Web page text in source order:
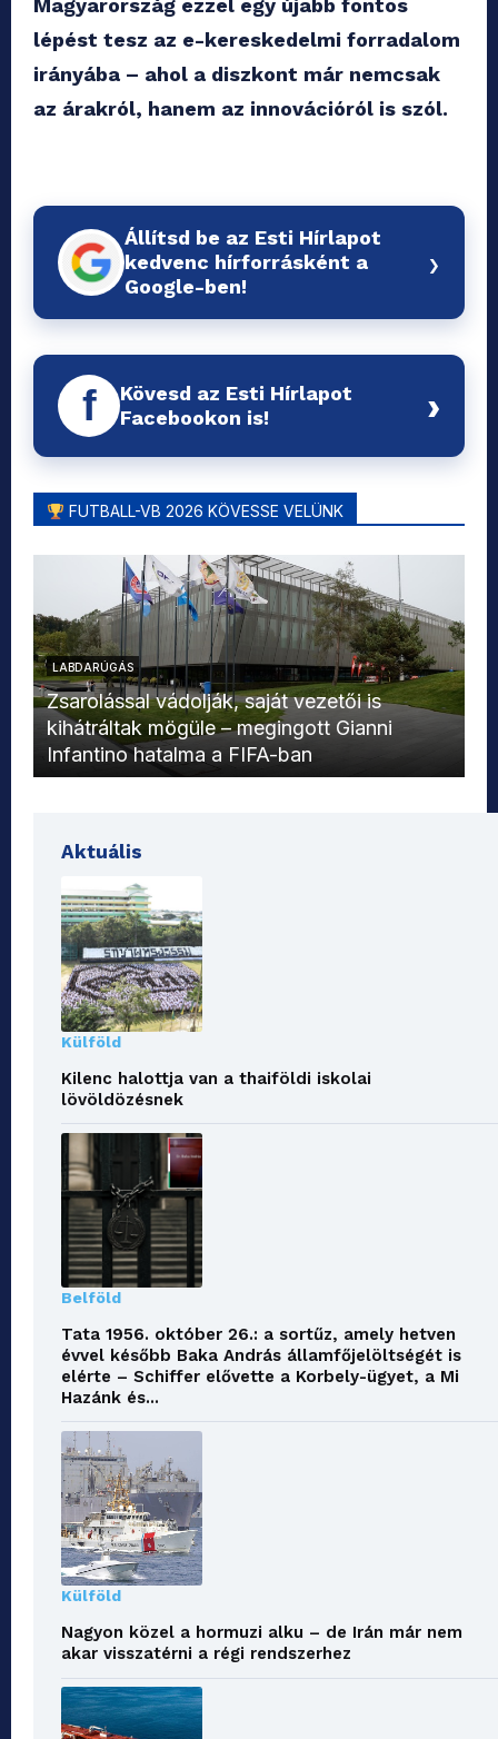
Magyarország ezzel egy újabb fontos
lépést tesz az e-kereskedelmi forradalom
irányába – ahol a diszkont már nemcsak
az árakról, hanem az innovációról is szól.
Állítsd be az Esti Hírlapot
kedvenc hírforrásként a
Google-ben!
›
f
Kövesd az Esti Hírlapot
Facebookon is!
›
FUTBALL-VB 2026 KÖVESSE VELÜNK
LABDARÚGÁS
Zsarolással vádolják, saját vezetői is
kihátráltak mögüle – megingott Gianni
Infantino hatalma a FIFA-ban
Aktuális
Külföld
Kilenc halottja van a thaiföldi iskolai
lövöldözésnek
Belföld
Tata 1956. október 26.: a sortűz, amely hetven
évvel később Baka András államfőjelöltségét is
elérte – Schiffer elővette a Korbely-ügyet, a Mi
Hazánk és...
Külföld
Nagyon közel a hormuzi alku – de Irán már nem
akar visszatérni a régi rendszerhez